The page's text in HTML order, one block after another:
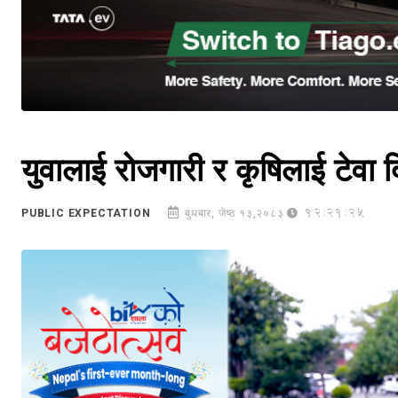
युवालाई रोजगारी र कृषिलाई टेवा
PUBLIC EXPECTATION बुधबार, जेष्ठ १३,२०८३ 12:21:25